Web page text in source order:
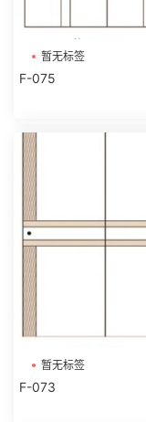
暂无标签
F-075
暂无标签
F-073